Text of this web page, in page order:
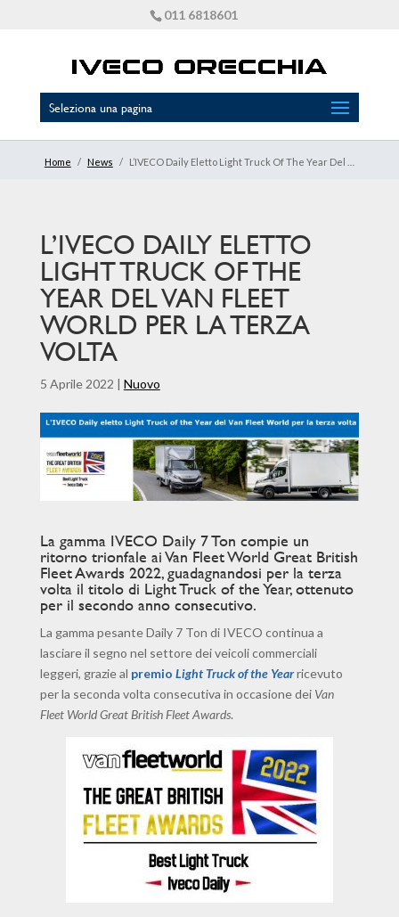
011 6818601
Seleziona una pagina
Home / News / L’IVECO Daily Eletto Light Truck Of The Year Del Van Fleet World Per La Terza Volta
L’IVECO DAILY ELETTO
LIGHT TRUCK OF THE
YEAR DEL VAN FLEET
WORLD PER LA TERZA
VOLTA
5 Aprile 2022 | Nuovo
​La gamma IVECO Daily 7 Ton compie un
ritorno trionfale ai Van Fleet World Great British
Fleet Awards 2022, guadagnandosi per la terza
volta il titolo di Light Truck of the Year, ottenuto
per il secondo anno consecutivo.
La gamma pesante Daily 7 Ton di IVECO continua a
lasciare il segno nel settore dei veicoli commerciali
leggeri, grazie al premio Light Truck of the Yearricevuto
per la seconda volta consecutiva in occasione dei Van
Fleet World Great British Fleet Awards.